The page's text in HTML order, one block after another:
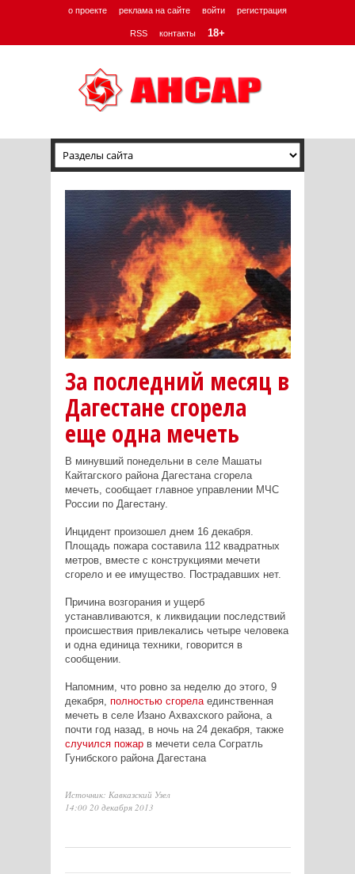
о проекте реклама на сайте войти регистрация
RSS контакты 18+
За последний месяц в
Дагестане сгорела
еще одна мечеть
В минувший понедельни в селе Машаты
Кайтагского района Дагестана сгорела
мечеть, сообщает главное управлении МЧС
России по Дагестану.
Инцидент произошел днем 16 декабря.
Площадь пожара составила 112 квадратных
метров, вместе с конструкциями мечети
сгорело и ее имущество. Пострадавших нет.
Причина возгорания и ущерб
устанавливаются, к ликвидации последствий
происшествия привлекались четыре человека
и одна единица техники, говорится в
сообщении.
Напомним, что ровно за неделю до этого, 9
декабря, полностью сгорелаединственная
мечеть в селе Изано Ахвахского района, а
почти год назад, в ночь на 24 декабря, также
случился пожарв мечети села Согратль
Гунибского района Дагестана
Источник: Кавказский Узел
14:00 20 декабря 2013